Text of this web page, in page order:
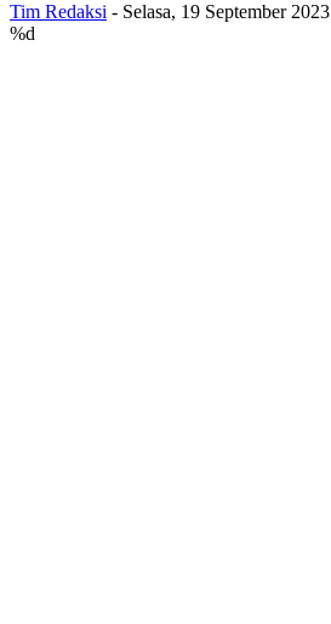
Tim Redaksi - Selasa, 19 September 2023
%d